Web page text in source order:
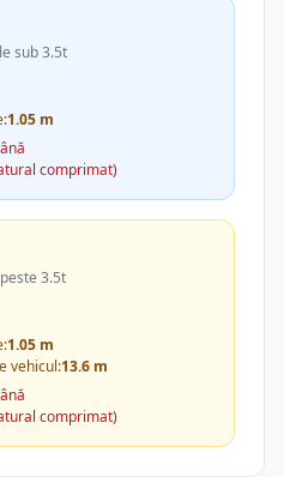
sub 3.5t
1.05 m
comprimat)
3.5t
1.05 m
vehicul:13.6 m
comprimat)